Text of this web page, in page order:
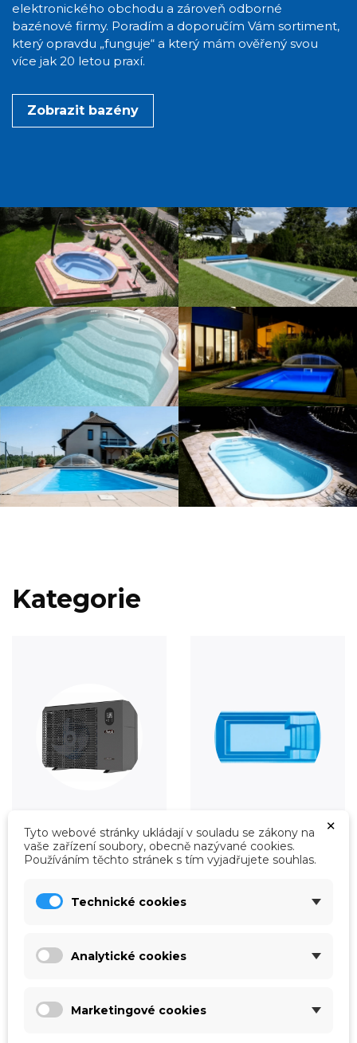
elektronického obchodu a zároveň odborné
bazénové firmy. Poradím a doporučím Vám sortiment,
který opravdu „funguje“ a který mám ověřený svou
více jak 20 letou praxí.
Zobrazit bazény
Kategorie
Vytápění
Prohlédnout
Fólie
Prohlédnout
×
Tyto webové stránky ukládají v souladu se zákony na
vaše zařízení soubory, obecně nazývané cookies.
Používáním těchto stránek s tím vyjadřujete souhlas.
Technické cookies
Analytické cookies
Marketingové cookies